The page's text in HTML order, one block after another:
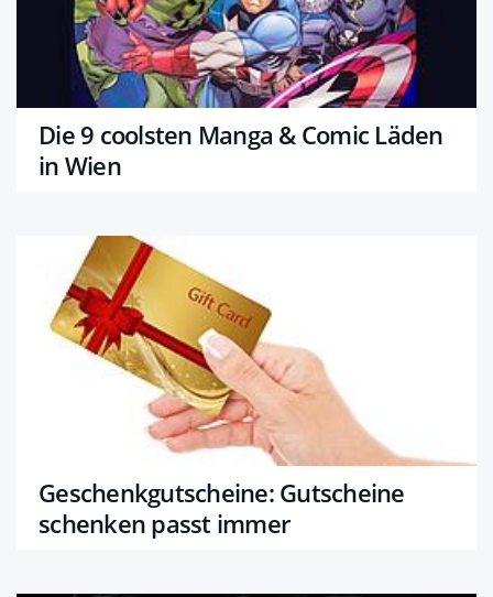
Die 9 coolsten Manga & Comic Läden
in Wien
Geschenkgutscheine: Gutscheine
schenken passt immer